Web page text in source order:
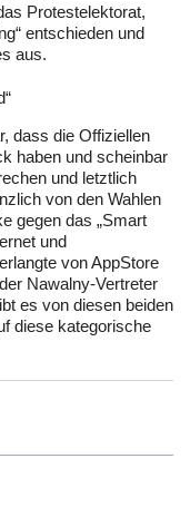
Protestelektorat,
entschieden und
aus.
dass die Offiziellen
haben und scheinbar
und letztlich
von den Wahlen
gegen das „Smart
und
von AppStore
Nawalny-Vertreter
es von diesen beiden
diese kategorische